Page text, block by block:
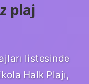
plaj
listesinde
Halk Plajı,